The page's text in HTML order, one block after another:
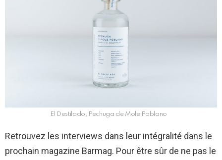
El Destilado, Pechuga de Mole Poblano
Retrouvez les interviews dans leur intégralité dans le
prochain magazine Barmag. Pour être sûr de ne pas le